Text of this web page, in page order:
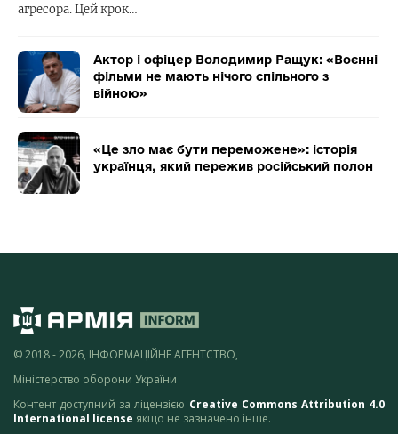
агресора. Цей крок…
Актор і офіцер Володимир Ращук: «Воєнні
фільми не мають нічого спільного з
війною»
«Це зло має бути переможене»: історія
українця, який пережив російський полон
© 2018 - 2026, ІНФОРМАЦІЙНЕ АГЕНТСТВО,
Міністерство оборони України
Контент доступний за ліцензією Creative Commons Attribution 4.0
International license якщо не зазначено інше.